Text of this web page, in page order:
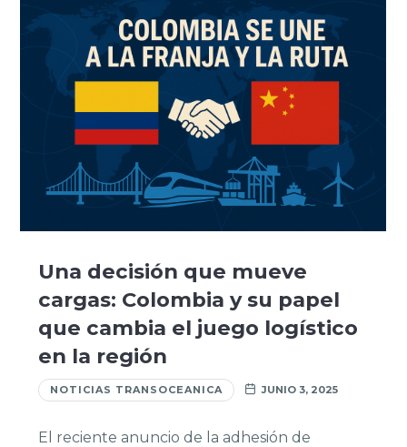
Una decisión que mueve
cargas: Colombia y su papel
que cambia el juego logístico
en la región
NOTICIAS TRANSOCEANICA JUNIO 3, 2025
El reciente anuncio de la adhesión de